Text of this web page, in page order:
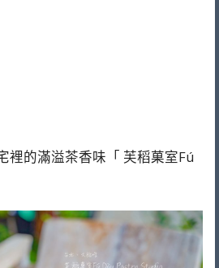
裡的滿溢茶香味「 芙稻菓室Fú